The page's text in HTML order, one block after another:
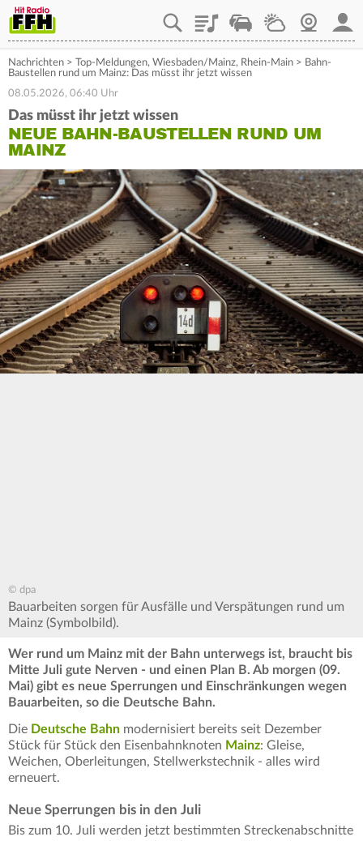
PlaylistStaupilotWetterWebcam
Nachrichten > Top-Meldungen, Wiesbaden/Mainz, Rhein-Main > Bahn-
Baustellen rund um Mainz: Das müsst ihr jetzt wissen
08.05.2026, 06:40 Uhr
Das müsst ihr jetzt wissen
NEUE BAHN-BAUSTELLEN RUND UM
MAINZ
© dpa
Bauarbeiten sorgen für Ausfälle und Verspätungen rund um
Mainz (Symbolbild).
Wer rund um Mainz mit der Bahn unterwegs ist, braucht bis
Mitte Juli gute Nerven - und einen Plan B. Ab morgen (09.
Mai) gibt es neue Sperrungen und Einschränkungen wegen
Bauarbeiten, so die Deutsche Bahn.
Die Deutsche Bahn modernisiert bereits seit Dezember
Stück für Stück den Eisenbahnknoten Mainz: Gleise,
Weichen, Oberleitungen, Stellwerkstechnik - alles wird
erneuert.
Neue Sperrungen bis in den Juli
Bis zum 10. Juli werden jetzt bestimmten Streckenabschnitte